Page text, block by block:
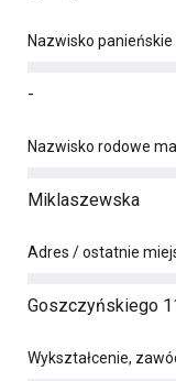
Nazwisko panieńskie
-
Nazwisko rodowe
Miklaszewska
Adres / ostatnie
Goszczyńskiego
Wykształcenie,